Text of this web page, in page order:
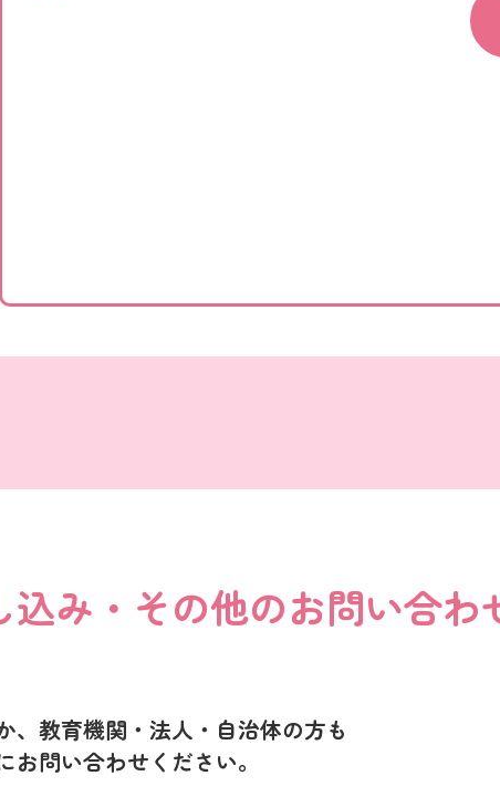
み・ その他のお問い合わ
教育機関・法人・自治体の方も
お問い合わせください。